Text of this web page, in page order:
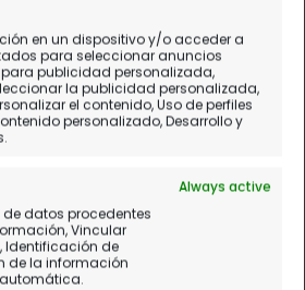
en un dispositivo y/o acceder a
para seleccionar anuncios
para publicidad personalizada,
la publicidad personalizada,
el contenido, Uso de perfiles
personalizado, Desarrollo y
Always active
datos procedentes
Vincular
Identificación de
de la información